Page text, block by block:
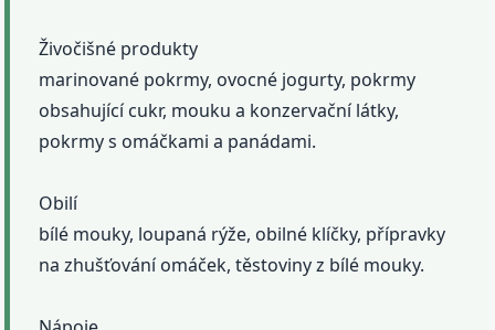
Živočišné produkty
marinované pokrmy, ovocné jogurty, pokrmy
obsahující cukr, mouku a konzervační látky,
pokrmy s omáčkami a panádami.
Obilí
bílé mouky, loupaná rýže, obilné klíčky, přípravky
na zhušťování omáček, těstoviny z bílé mouky.